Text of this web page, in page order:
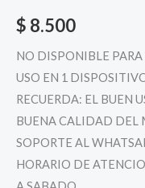
$ 8.500
NO DISPONIBLE PARA
USO EN 1
RECUERDA: EL BUEN
BUENA CALIDAD DEL
SOPORTE AL
HORARIO DE